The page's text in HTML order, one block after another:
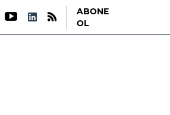
ABONE
OL